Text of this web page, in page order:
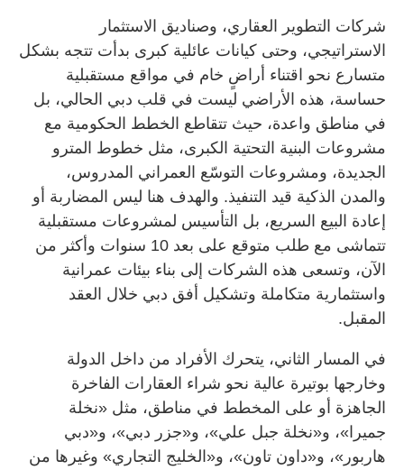
شركات التطوير العقاري، وصناديق الاستثمار
الاستراتيجي، وحتى كيانات عائلية كبرى بدأت تتجه بشكل
متسارع نحو اقتناء أراضٍ خام في مواقع مستقبلية
حساسة، هذه الأراضي ليست في قلب دبي الحالي، بل
في مناطق واعدة، حيث تتقاطع الخطط الحكومية مع
مشروعات البنية التحتية الكبرى، مثل خطوط المترو
الجديدة، ومشروعات التوسّع العمراني المدروس،
والمدن الذكية قيد التنفيذ. والهدف هنا ليس المضاربة أو
إعادة البيع السريع، بل التأسيس لمشروعات مستقبلية
تتماشى مع طلب متوقع على بعد 10 سنوات وأكثر من
الآن، وتسعى هذه الشركات إلى بناء بيئات عمرانية
واستثمارية متكاملة وتشكيل أفق دبي خلال العقد
المقبل.
في المسار الثاني، يتحرك الأفراد من داخل الدولة
وخارجها بوتيرة عالية نحو شراء العقارات الفاخرة
الجاهزة أو على المخطط في مناطق، مثل «نخلة
جميرا»، و«نخلة جبل علي»، و«جزر دبي»، و«دبي
هاربور»، و«داون تاون»، و«الخليج التجاري» وغيرها من